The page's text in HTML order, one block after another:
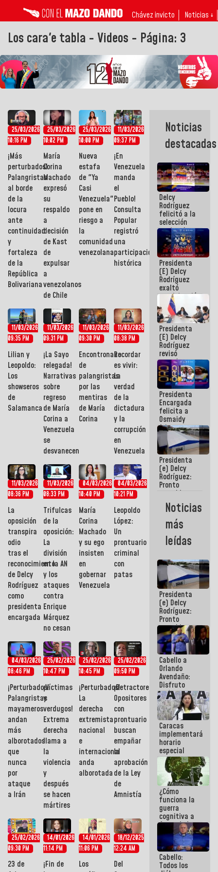
Chávez invicto Noticias ↓
Los cara'e tabla - Videos - Página: 3
25/03/2026
10:16 PM
¡Más
perturbados!
Palangristas
al borde
de la
locura
ante
continuidad
y
fortaleza
de la
República
Bolivariana
25/03/2026
10:02 PM
María
Corina
Machado
expresó
su
respaldo
a
decisión
de Kast
de
expulsar
a
venezolanos
de Chile
25/03/2026
10:00 PM
Nueva
estafa
de "Ya
Casi
Venezuela"
pone en
riesgo a
la
comunidad
venezolana
11/03/2026
09:37 PM
¡En
Venezuela
manda
el
Pueblo!
Consulta
Popular
registró
una
participación
histórica
11/03/2026
09:35 PM
Lilian y
Leopoldo:
Los
showseros
de
Salamanca
11/03/2026
09:31 PM
¡La Sayo
relegada!
Narrativas
sobre
regreso
de María
Corina a
Venezuela
se
desvanecen
11/03/2026
09:30 PM
Encontronazo
de
palangristas
por las
mentiras
de María
Corina
11/03/2026
08:38 PM
Recordar
es vivir:
La
verdad
de la
dictadura
y la
corrupción
en
Venezuela
11/03/2026
08:36 PM
La
oposición
transpira
odio
tras el
reconocimiento
de Delcy
Rodríguez
como
presidenta
encargada
11/03/2026
08:33 PM
Trifulcas
de la
oposición:
La
división
en la AN
y los
ataques
contra
Enrique
Márquez
no cesan
04/03/2026
10:40 PM
María
Corina
Machado
y su ego
insisten
en
gobernar
Venezuela
04/03/2026
10:21 PM
Leopoldo
López:
Un
prontuario
criminal
con
patas
04/03/2026
08:46 PM
¡Perturbados!
Palangristas
mayameros
andan
más
alborotados
que
nunca
por
ataque
a Irán
25/02/2026
10:47 PM
¡Víctimas
y
verdugos!
Extrema
derecha
llama a
la
violencia
y
después
se hacen
mártires
25/02/2026
10:45 PM
¡Perturbados!
La
derecha
extremista
nacional
e
internacional
anda
alborotada
25/02/2026
09:50 PM
¡Detractores!
Opositores
con
prontuario
buscan
empañar
la
aprobación
de la Ley
de
Amnistía
25/02/2026
09:30 PM
23 de
14/01/2026
11:14 PM
¡Fin de
14/01/2026
11:06 PM
Los
18/12/2025
12:24 AM
Del
Noticias
destacadas
Delcy
Rodríguez
felicitó a la
selección
nacional
masculina
de voleibol
campeona
de la Copa
Panamericana
Sub-17
Presidenta
(E) Delcy
Rodríguez
exaltó
participación
de
Venezuela
en Juegos
Centroamericanos
y del Caribe
2026
Presidenta
(E) Delcy
Rodríguez
revisó
agenda
económica y
ejecución de
fondos de
emergencia
post-sismos
Presidenta
Encargada
felicita a
Osmaidy
Arias y
Giraly
Marcano por
hacer
historia en
los
Centroamericanos
Presidenta
(e) Delcy
Rodríguez:
Pronto
restableceremos
las
operaciones
Aeropuerto
Internacional
de
Noticias
más
leídas
Presidenta
(e) Delcy
Rodríguez:
Pronto
restableceremos
las
operaciones
en el
Aeropuerto
Internacional
de
Maiquetía
Cabello a
Orlando
Avendaño:
Disfruto
cada vez
que escribes
porque lo
que haces
es
embarrarla
Caracas
implementará
horario
especial
para
adaptarse
al plan de
ahorro
energético
¿Cómo
funciona la
guerra
cognitiva a
favor de la
narrativa
hegemónica?
(1)
Cabello:
Todos los